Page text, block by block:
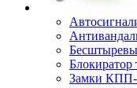
Блокиратор
Замки КПП-